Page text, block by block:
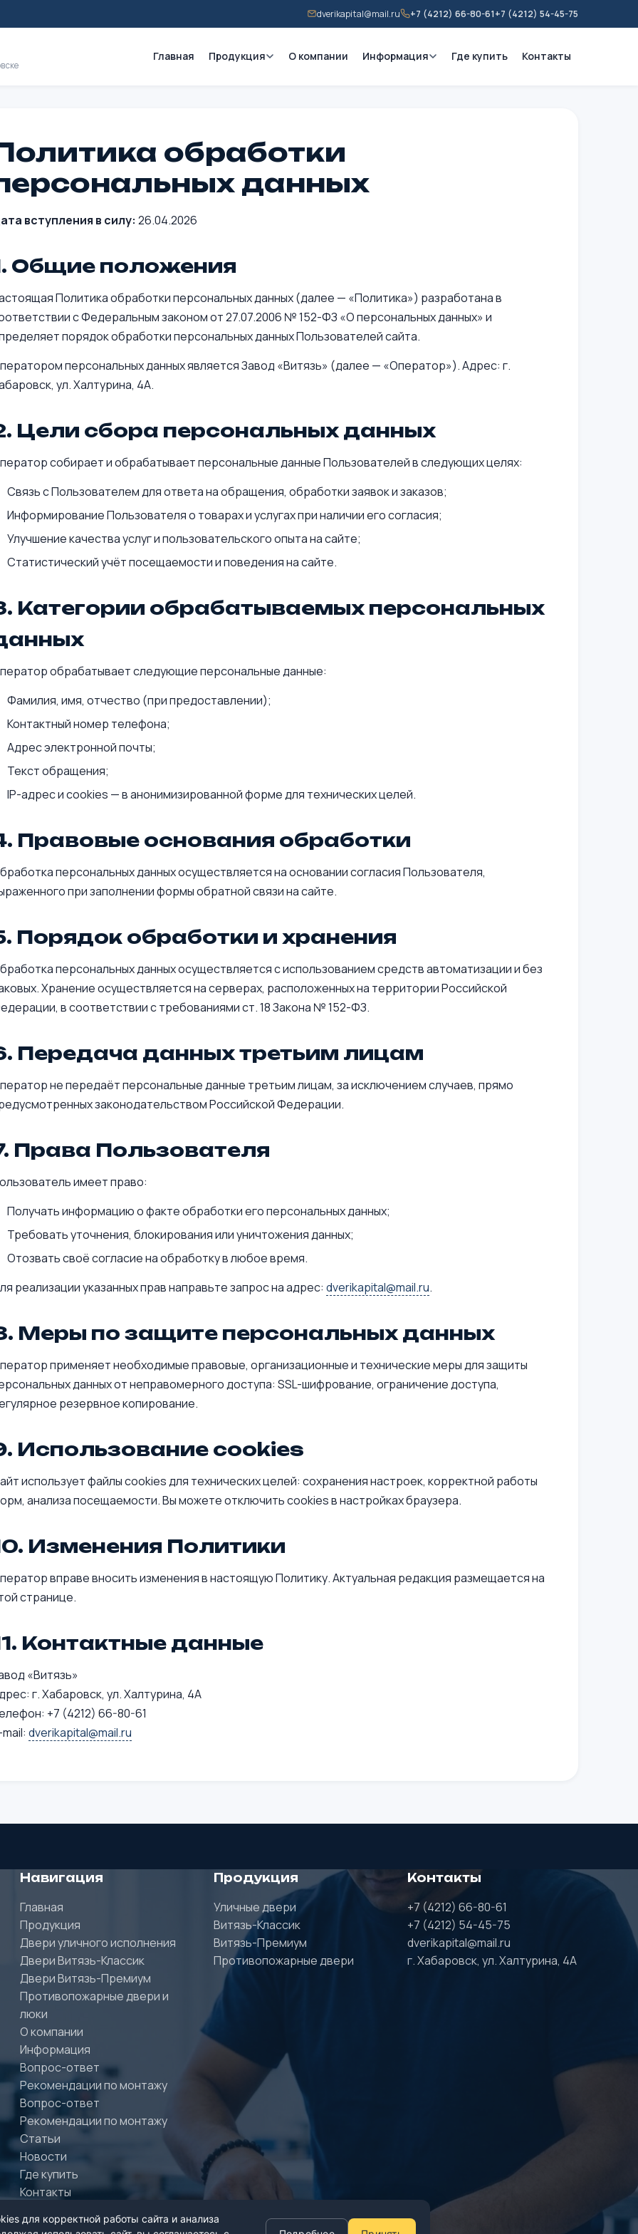
dverikapital@mail.ru +7 (4212) 66-80-61+7 (4212) 54-45-75
Главная Продукция О компании Информация Где купить Контакты
обработки
данных
вступления в силу: 26.04.2026
Общие положения
Политика обработки персональных данных (далее — «Политика») разработана в
с Федеральным законом от 27.07.2006 № 152-ФЗ «О персональных данных» и
порядок обработки персональных данных Пользователей сайта.
персональных данных является Завод «Витязь» (далее — «Оператор»). Адрес: г.
ул. Халтурина, 4А.
Цели сбора персональных данных
собирает и обрабатывает персональные данные Пользователей в следующих целях:
Связь с Пользователем для ответа на обращения, обработки заявок и заказов;
Информирование Пользователя о товарах и услугах при наличии его согласия;
Улучшение качества услуг и пользовательского опыта на сайте;
Статистический учёт посещаемости и поведения на сайте.
Категории обрабатываемых персональных
обрабатывает следующие персональные данные:
Фамилия, имя, отчество (при предоставлении);
Контактный номер телефона;
Адрес электронной почты;
Текст обращения;
IP-адрес и cookies — в анонимизированной форме для технических целей.
Правовые основания обработки
персональных данных осуществляется на основании согласия Пользователя,
при заполнении формы обратной связи на сайте.
Порядок обработки и хранения
персональных данных осуществляется с использованием средств автоматизации и без
Хранение осуществляется на серверах, расположенных на территории Российской
в соответствии с требованиями ст. 18 Закона № 152-ФЗ.
Передача данных третьим лицам
не передаёт персональные данные третьим лицам, за исключением случаев, прямо
законодательством Российской Федерации.
Права Пользователя
имеет право:
Получать информацию о факте обработки его персональных данных;
Требовать уточнения, блокирования или уничтожения данных;
Отозвать своё согласие на обработку в любое время.
реализации указанных прав направьте запрос на адрес: dverikapital@mail.ru.
Меры по защите персональных данных
применяет необходимые правовые, организационные и технические меры для защиты
данных от неправомерного доступа: SSL-шифрование, ограничение доступа,
резервное копирование.
Использование cookies
использует файлы cookies для технических целей: сохранения настроек, корректной работы
анализа посещаемости. Вы можете отключить cookies в настройках браузера.
Изменения Политики
вправе вносить изменения в настоящую Политику. Актуальная редакция размещается на
странице.
Контактные данные
«Витязь»
г. Хабаровск, ул. Халтурина, 4А
+7 (4212) 66-80-61
dverikapital@mail.ru
Навигация
Главная
Продукция
Двери уличного исполнения
Двери Витязь-Классик
Двери Витязь-Премиум
Противопожарные двери и
люки
О компании
Информация
Вопрос-ответ
Рекомендации по монтажу
Вопрос-ответ
Рекомендации по монтажу
Статьи
Новости
Где купить
Контакты
Продукция
Уличные двери
Витязь-Классик
Витязь-Премиум
Противопожарные двери
Контакты
+7 (4212) 66-80-61
+7 (4212) 54-45-75
dverikapital@mail.ru
г. Хабаровск, ул. Халтурина, 4А
для корректной работы сайта и анализа